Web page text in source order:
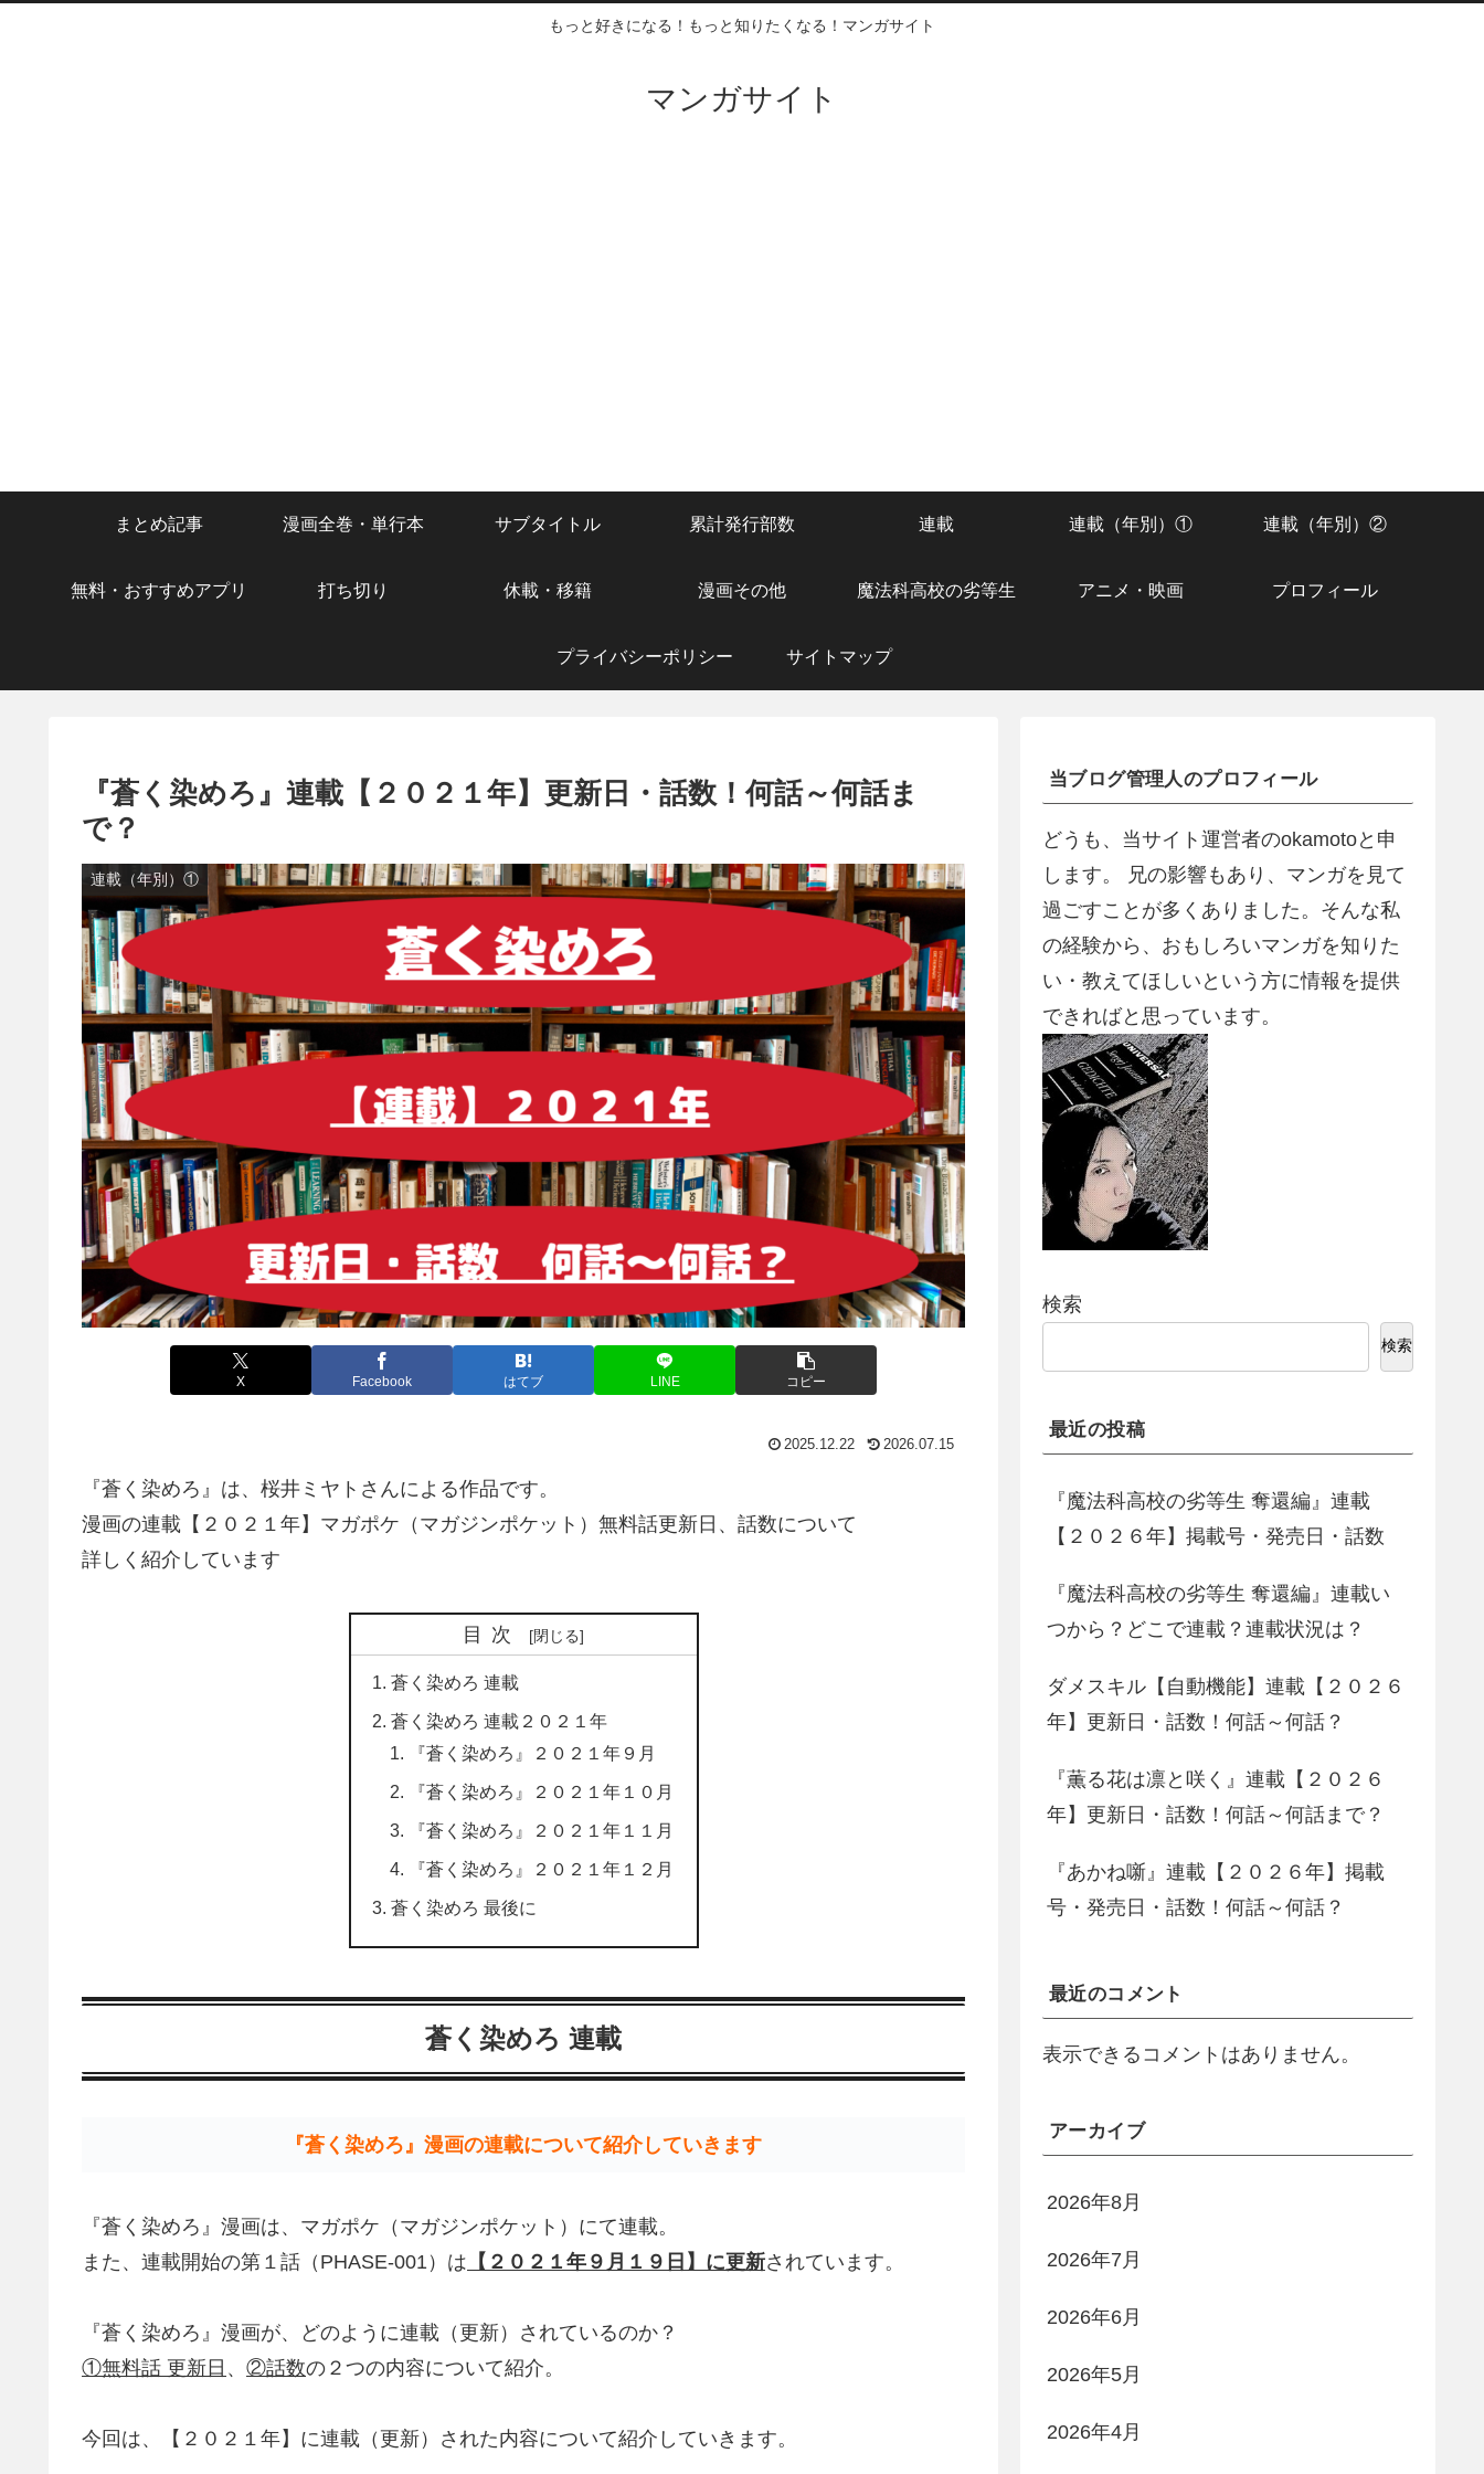
もっと好きになる！もっと知りたくなる！マンガサイト
マンガサイト
まとめ記事 漫画全巻・単行本 サブタイトル 累計発行部数 連載 連載（年別）① 連載（年別）②
無料・おすすめアプリ 打ち切り 休載・移籍 漫画その他 魔法科高校の劣等生 アニメ・映画 プロフィール
プライバシーポリシー サイトマップ
『蒼く染めろ』連載【２０２１年】更新日・話数！何話～何話ま
で？
連載（年別）①
X Facebook はてブ LINE コピー
2025.12.22 2026.07.15
『蒼く染めろ』は、桜井ミヤトさんによる作品です。
漫画の連載【２０２１年】マガポケ（マガジンポケット）無料話更新日、話数について
詳しく紹介しています
目次
蒼く染めろ 連載
蒼く染めろ 連載２０２１年
『蒼く染めろ』２０２１年９月
『蒼く染めろ』２０２１年１０月
『蒼く染めろ』２０２１年１１月
『蒼く染めろ』２０２１年１２月
蒼く染めろ 最後に
蒼く染めろ 連載
『蒼く染めろ』漫画の連載について紹介していきます
『蒼く染めろ』漫画は、マガポケ（マガジンポケット）にて連載。
また、連載開始の第１話（PHASE-001）は 【２０２１年９月１９日】に更新されています。
『蒼く染めろ』漫画が、どのように連載（更新）されているのか？
①無料話 更新日 、 ②話数の２つの内容について紹介。
今回は、【２０２１年】に連載（更新）された内容について紹介していきます。
当ブログ管理人のプロフィール
どうも、当サイト運営者のokamotoと申
します。 兄の影響もあり、マンガを見て
過ごすことが多くありました。そんな私
の経験から、おもしろいマンガを知りた
い・教えてほしいという方に情報を提供
できればと思っています。
検索
検索
最近の投稿
『魔法科高校の劣等生 奪還編』連載
【２０２６年】掲載号・発売日・話数
『魔法科高校の劣等生 奪還編』連載い
つから？どこで連載？連載状況は？
ダメスキル【自動機能】連載【２０２６
年】更新日・話数！何話～何話？
『薫る花は凛と咲く』連載【２０２６
年】更新日・話数！何話～何話まで？
『あかね噺』連載【２０２６年】掲載
号・発売日・話数！何話～何話？
最近のコメント
表示できるコメントはありません。
アーカイブ
2026年8月
2026年7月
2026年6月
2026年5月
2026年4月